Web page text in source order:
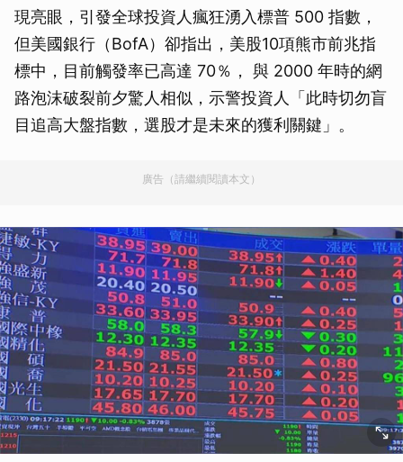
現亮眼，引發全球投資人瘋狂湧入標普 500 指數，
但美國銀行（BofA）卻指出，美股10項熊市前兆指
標中，目前觸發率已高達 70％， 與 2000 年時的網
路泡沫破裂前夕驚人相似，示警投資人「此時切勿盲
目追高大盤指數，選股才是未來的獲利關鍵」。
廣告（請繼續閱讀本文）